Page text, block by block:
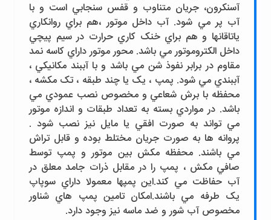
آسنکرون، جريان متناوب و قفس سنجابي است و با
آب پر مي شود. آب داخل موتور ،هم براي روانکاري
ياتاقانها و هم براي خنک کاري حرارت در سيم پيچي
داخل الکتروموتور مي باشد. محور موتور داراي کاسه نمد
مقاوم در برابر نفوذ شن مي باشد و با آببند مکانيکي ،
آببندي مي شود. پمپ ، يک يا چند طبقه ، تک مکشه ،
محفظه با برش شعاعي و مخصوص نصب عمودي مي
باشد. در مواردي بسته به تعداد طبقات و اندازه موتور
مي تواند به صورت افقي يا مايل نيز نصب شود .
پروانه ها به صورت جريان مختلط بوده و قابل تراش
مي باشند. محفظه مکش بين موتور و پمپ توسط
صافي مکش ، پمپ را در مقابل ذرات جامد معلق در
آب حفاظت مي کند.اين پمپها معمولا داراي سوپاپ
يک طرفه مي باشند.امکان تامين پمپ هاي شناور
مخصوص آب شور و ضد ماسه نيز وجود دارد.